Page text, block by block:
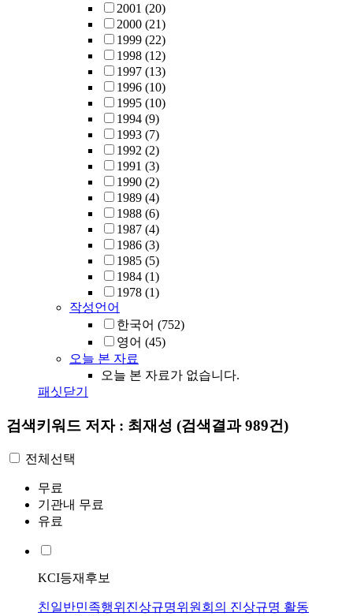
2001 (20)
2000 (21)
1999 (22)
1998 (12)
1997 (13)
1996 (10)
1995 (10)
1994 (9)
1993 (7)
1992 (2)
1991 (3)
1990 (2)
1989 (4)
1988 (6)
1987 (4)
1986 (3)
1985 (5)
1984 (1)
1978 (1)
작성언어
한국어 (752)
영어 (45)
오늘 본 자료
오늘 본 자료가 없습니다.
패싯닫기
검색키워드 저자 : 최재성 (검색결과 989건)
전체선택
무료
기관내 무료
유료
KCI등재후보
친일반민족행위진상규명위원회의 진상규명 활동